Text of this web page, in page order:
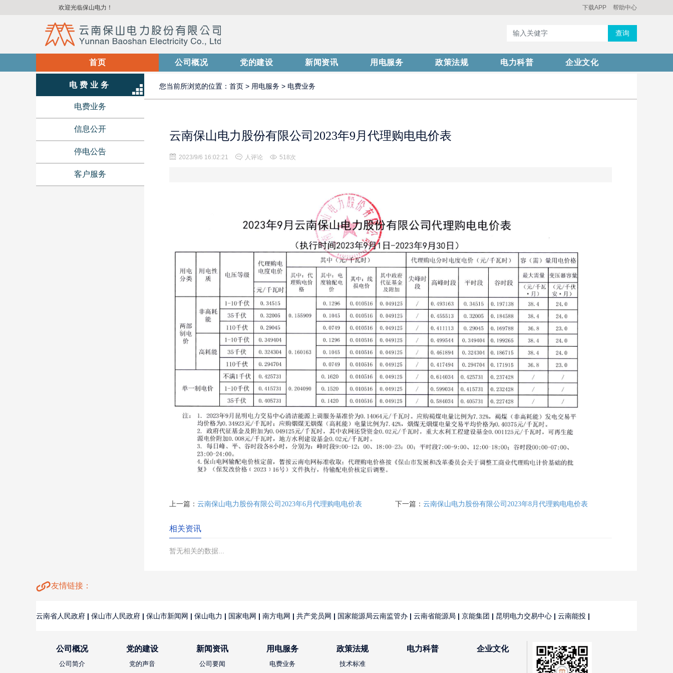
欢迎光临保山电力！ 下载APP 帮助中心
查询
首页 公司概况 党的建设 新闻资讯 用电服务 政策法规 电力科普 企业文化
电费业务
电费业务
信息公开
停电公告
客户服务
您当前所浏览的位置： 首页 > 用电服务 > 电费业务
云南保山电力股份有限公司2023年9月代理购电电价表
2023/9/6 16:02:21 人评论 518次
上一篇： 云南保山电力股份有限公司2023年6月代理购电电价表 下一篇： 云南保山电力股份有限公司2023年8月代理购电电价表
相关资讯
暂无相关的数据...
友情链接：
云南省人民政府 | 保山市人民政府 | 保山市新闻网 | 保山电力 | 国家电网 | 南方电网 | 共产党员网 | 国家能源局云南监管办 | 云南省能源局 | 京能集团 | 昆明电力交易中心 | 云南能投 |
公司概况
公司简介
党的建设
党的声音
新闻资讯
公司要闻
用电服务
电费业务
政策法规
技术标准
电力科普 企业文化